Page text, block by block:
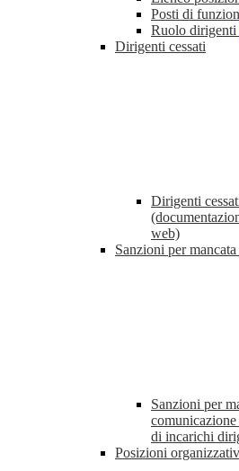
Posti di
Ruolo dirigenti
Dirigenti cessati
Dirigenti
web)
Sanzioni per
Sanzioni per
di incarichi
Posizioni